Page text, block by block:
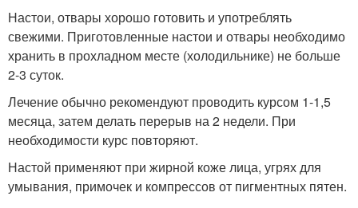
Настои, отвары хорошо готовить и употреблять
свежими. Приготовленные настои и отвары необходимо
хранить в прохладном месте (холодильнике) не больше
2-3 суток.
Лечение обычно рекомендуют проводить курсом 1-1,5
месяца, затем делать перерыв на 2 недели. При
необходимости курс повторяют.
Настой применяют при жирной коже лица, угрях для
умывания, примочек и компрессов от пигментных пятен.